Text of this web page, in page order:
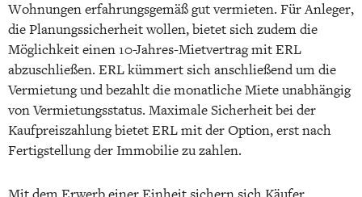
Wohnungen erfahrungsgemäß gut vermieten. Für Anleger,
die Planungssicherheit wollen, bietet sich zudem die
Möglichkeit einen 10-Jahres-Mietvertrag mit ERL
abzuschließen. ERL kümmert sich anschließend um die
Vermietung und bezahlt die monatliche Miete unabhängig
von Vermietungsstatus. Maximale Sicherheit bei der
Kaufpreiszahlung bietet ERL mit der Option, erst nach
Fertigstellung der Immobilie zu zahlen.